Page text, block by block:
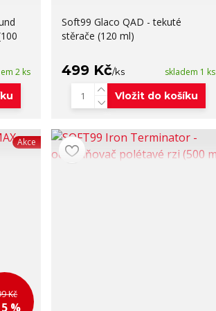
2 ks
Soft99 Glaco QAD - tekuté
stěrače (120 ml)
499 Kč/ks skladem 1 ks
Vložit do košíku
Akce
Kč
%